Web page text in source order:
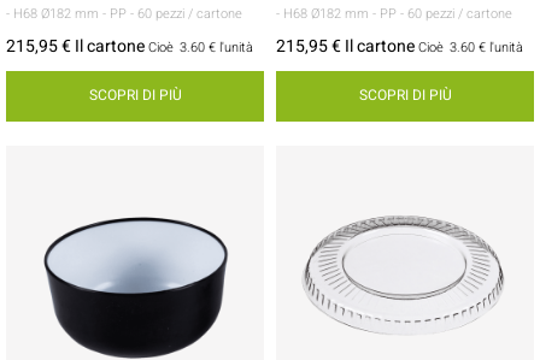
- H68 Ø182 mm - PP - 60 pezzi / cartone
215,95 € Il cartoneCioè 3.60 € l'unità
SCOPRI DI PIÙ
- H68 Ø182 mm - PP - 60 pezzi / cartone
215,95 € Il cartoneCioè 3.60 € l'unità
SCOPRI DI PIÙ